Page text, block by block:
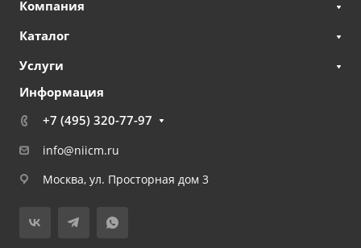
Компания
Каталог
Услуги
Информация
+7 (495) 320-77-97
info@niicm.ru
Москва, ул. Просторная дом 3